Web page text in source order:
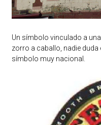
Un símbolo vinculado a
zorro a caballo, nadie
símbolo muy nacional.